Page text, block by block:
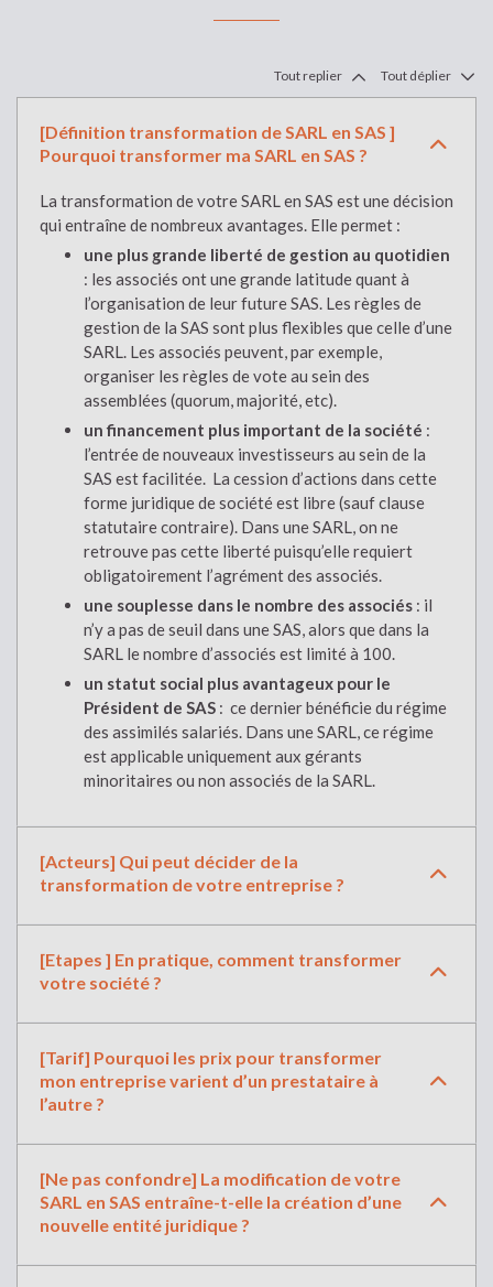
Tout replier Tout déplier
[Définition transformation de SARL en SAS ]
Pourquoi transformer ma SARL en SAS ?
La transformation de votre SARL en SAS est une décision
qui entraîne de nombreux avantages. Elle permet :
une plus grande liberté de gestion au quotidien
: les associés ont une grande latitude quant à
l’organisation de leur future SAS. Les règles de
gestion de la SAS sont plus flexibles que celle d’une
SARL. Les associés peuvent, par exemple,
organiser les règles de vote au sein des
assemblées (quorum, majorité, etc).
un financement plus important de la société :
l’entrée de nouveaux investisseurs au sein de la
SAS est facilitée. La cession d’actions dans cette
forme juridique de société est libre (sauf clause
statutaire contraire). Dans une SARL, on ne
retrouve pas cette liberté puisqu’elle requiert
obligatoirement l’agrément des associés.
une souplesse dans le nombre des associés : il
n’y a pas de seuil dans une SAS, alors que dans la
SARL le nombre d’associés est limité à 100.
un statut social plus avantageux pour le
Président de SAS : ce dernier bénéficie du régime
des assimilés salariés. Dans une SARL, ce régime
est applicable uniquement aux gérants
minoritaires ou non associés de la SARL.
[Acteurs] Qui peut décider de la
transformation de votre entreprise ?
[Etapes ] En pratique, comment transformer
votre société ?
[Tarif] Pourquoi les prix pour transformer
mon entreprise varient d’un prestataire à
l’autre ?
[Ne pas confondre] La modification de votre
SARL en SAS entraîne-t-elle la création d’une
nouvelle entité juridique ?